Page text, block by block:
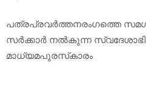
പത്രപ്രവര്‍ത്തനരംഗത്തെ
സര്‍ക്കാര്‍ നല്‍കുന്ന
മാധ്യമപുരസ്‌കാരം